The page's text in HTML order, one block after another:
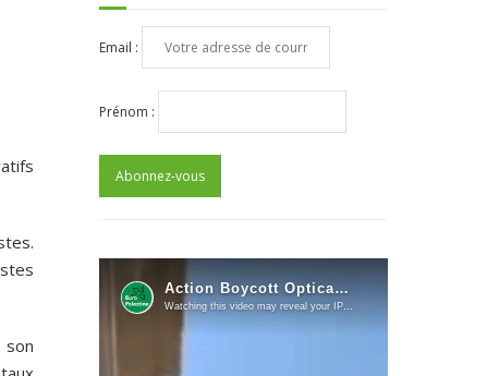
son
Email :
Prénom :